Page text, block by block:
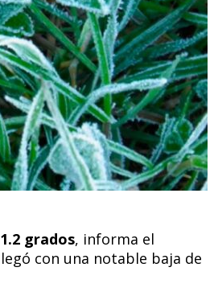
grados, informa el
con una notable baja de